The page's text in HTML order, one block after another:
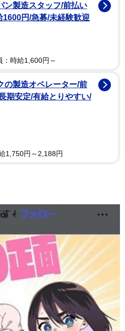
ン製造スタッフ/前払い
円/急募/未経験歓迎
：時給1,600円～
の製造オペレーター/前
期安定/有給とりやすい/
1,750円～2,188円